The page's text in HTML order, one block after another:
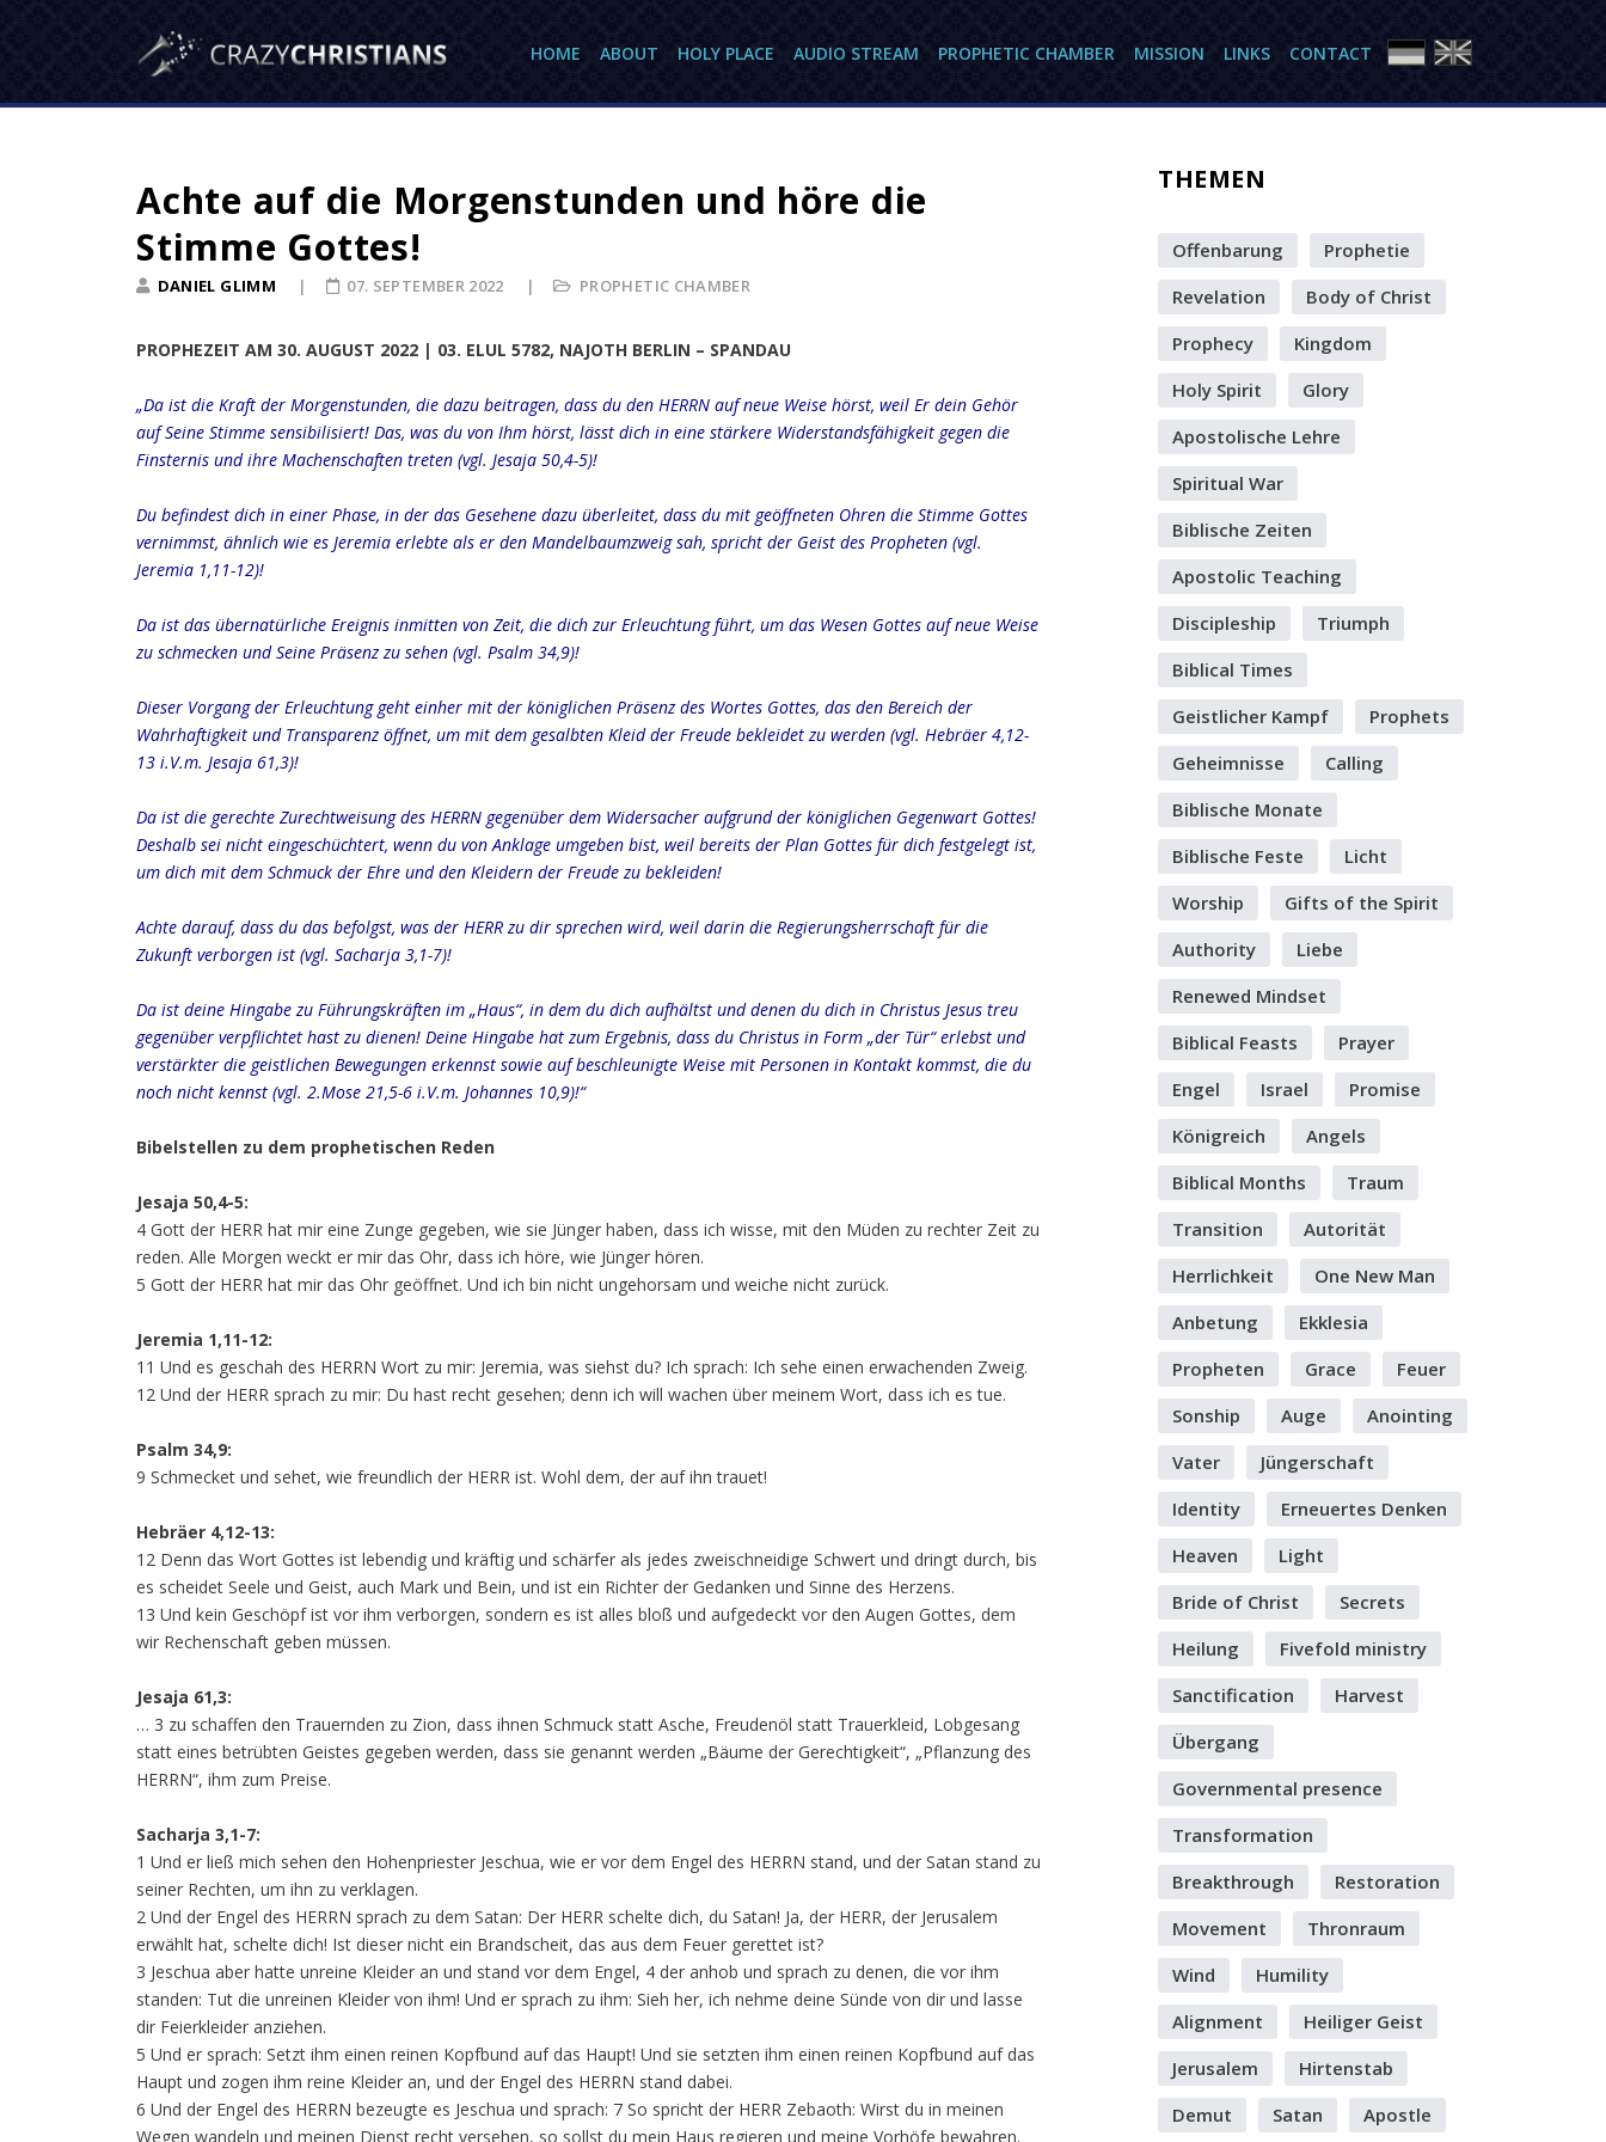
HOME ABOUT HOLY PLACE AUDIO STREAM PROPHETIC CHAMBER MISSION LINKS CONTACT
Achte auf die Morgenstunden und höre die
Stimme Gottes!
DANIEL GLIMM PROPHETIC CHAMBER
07. SEPTEMBER 2022
PROPHEZEIT AM 30. AUGUST 2022 | 03. ELUL 5782, NAJOTH BERLIN – SPANDAU
„Da ist die Kraft der Morgenstunden, die dazu beitragen, dass du den HERRN auf neue Weise hörst, weil Er dein Gehör
auf Seine Stimme sensibilisiert! Das, was du von Ihm hörst, lässt dich in eine stärkere Widerstandsfähigkeit gegen die
Finsternis und ihre Machenschaften treten (vgl. Jesaja 50,4-5)!
Du befindest dich in einer Phase, in der das Gesehene dazu überleitet, dass du mit geöffneten Ohren die Stimme Gottes
vernimmst, ähnlich wie es Jeremia erlebte als er den Mandelbaumzweig sah, spricht der Geist des Propheten (vgl.
Jeremia 1,11-12)!
Da ist das übernatürliche Ereignis inmitten von Zeit, die dich zur Erleuchtung führt, um das Wesen Gottes auf neue Weise
zu schmecken und Seine Präsenz zu sehen (vgl. Psalm 34,9)!
Dieser Vorgang der Erleuchtung geht einher mit der königlichen Präsenz des Wortes Gottes, das den Bereich der
Wahrhaftigkeit und Transparenz öffnet, um mit dem gesalbten Kleid der Freude bekleidet zu werden (vgl. Hebräer 4,12-
13 i.V.m. Jesaja 61,3)!
Da ist die gerechte Zurechtweisung des HERRN gegenüber dem Widersacher aufgrund der königlichen Gegenwart Gottes!
Deshalb sei nicht eingeschüchtert, wenn du von Anklage umgeben bist, weil bereits der Plan Gottes für dich festgelegt ist,
um dich mit dem Schmuck der Ehre und den Kleidern der Freude zu bekleiden!
Achte darauf, dass du das befolgst, was der HERR zu dir sprechen wird, weil darin die Regierungsherrschaft für die
Zukunft verborgen ist (vgl. Sacharja 3,1-7)!
Da ist deine Hingabe zu Führungskräften im „Haus“, in dem du dich aufhältst und denen du dich in Christus Jesus treu
gegenüber verpflichtet hast zu dienen! Deine Hingabe hat zum Ergebnis, dass du Christus in Form „der Tür“ erlebst und
verstärkter die geistlichen Bewegungen erkennst sowie auf beschleunigte Weise mit Personen in Kontakt kommst, die du
noch nicht kennst (vgl. 2.Mose 21,5-6 i.V.m. Johannes 10,9)!“
Bibelstellen zu dem prophetischen Reden
Jesaja 50,4-5:
4 Gott der HERR hat mir eine Zunge gegeben, wie sie Jünger haben, dass ich wisse, mit den Müden zu rechter Zeit zu
reden. Alle Morgen weckt er mir das Ohr, dass ich höre, wie Jünger hören.
5 Gott der HERR hat mir das Ohr geöffnet. Und ich bin nicht ungehorsam und weiche nicht zurück.
Jeremia 1,11-12:
11 Und es geschah des HERRN Wort zu mir: Jeremia, was siehst du? Ich sprach: Ich sehe einen erwachenden Zweig.
12 Und der HERR sprach zu mir: Du hast recht gesehen; denn ich will wachen über meinem Wort, dass ich es tue.
Psalm 34,9:
9 Schmecket und sehet, wie freundlich der HERR ist. Wohl dem, der auf ihn trauet!
Hebräer 4,12-13:
12 Denn das Wort Gottes ist lebendig und kräftig und schärfer als jedes zweischneidige Schwert und dringt durch, bis
es scheidet Seele und Geist, auch Mark und Bein, und ist ein Richter der Gedanken und Sinne des Herzens.
13 Und kein Geschöpf ist vor ihm verborgen, sondern es ist alles bloß und aufgedeckt vor den Augen Gottes, dem
wir Rechenschaft geben müssen.
Jesaja 61,3:
… 3 zu schaffen den Trauernden zu Zion, dass ihnen Schmuck statt Asche, Freudenöl statt Trauerkleid, Lobgesang
statt eines betrübten Geistes gegeben werden, dass sie genannt werden „Bäume der Gerechtigkeit“, „Pflanzung des
HERRN“, ihm zum Preise.
Sacharja 3,1-7:
1 Und er ließ mich sehen den Hohenpriester Jeschua, wie er vor dem Engel des HERRN stand, und der Satan stand zu
seiner Rechten, um ihn zu verklagen.
2 Und der Engel des HERRN sprach zu dem Satan: Der HERR schelte dich, du Satan! Ja, der HERR, der Jerusalem
erwählt hat, schelte dich! Ist dieser nicht ein Brandscheit, das aus dem Feuer gerettet ist?
3 Jeschua aber hatte unreine Kleider an und stand vor dem Engel, 4 der anhob und sprach zu denen, die vor ihm
standen: Tut die unreinen Kleider von ihm! Und er sprach zu ihm: Sieh her, ich nehme deine Sünde von dir und lasse
dir Feierkleider anziehen.
5 Und er sprach: Setzt ihm einen reinen Kopfbund auf das Haupt! Und sie setzten ihm einen reinen Kopfbund auf das
Haupt und zogen ihm reine Kleider an, und der Engel des HERRN stand dabei.
6 Und der Engel des HERRN bezeugte es Jeschua und sprach: 7 So spricht der HERR Zebaoth: Wirst du in meinen
Wegen wandeln und meinen Dienst recht versehen, so sollst du mein Haus regieren und meine Vorhöfe bewahren.
THEMEN
Offenbarung
Prophetie
Revelation
Body of Christ
Prophecy
Kingdom
Holy Spirit
Glory
Apostolische Lehre
Spiritual War
Biblische Zeiten
Apostolic Teaching
Discipleship
Triumph
Biblical Times
Geistlicher Kampf
Prophets
Geheimnisse
Calling
Biblische Monate
Biblische Feste
Licht
Worship
Gifts of the Spirit
Authority
Liebe
Renewed Mindset
Biblical Feasts
Prayer
Engel
Israel
Promise
Königreich
Angels
Biblical Months
Traum
Transition
Autorität
Herrlichkeit
One New Man
Anbetung
Ekklesia
Propheten
Grace
Feuer
Sonship
Auge
Anointing
Vater
Jüngerschaft
Identity
Erneuertes Denken
Heaven
Light
Bride of Christ
Secrets
Heilung
Fivefold ministry
Sanctification
Harvest
Übergang
Governmental presence
Transformation
Breakthrough
Restoration
Movement
Thronraum
Wind
Humility
Alignment
Heiliger Geist
Jerusalem
Hirtenstab
Demut
Satan
Apostle